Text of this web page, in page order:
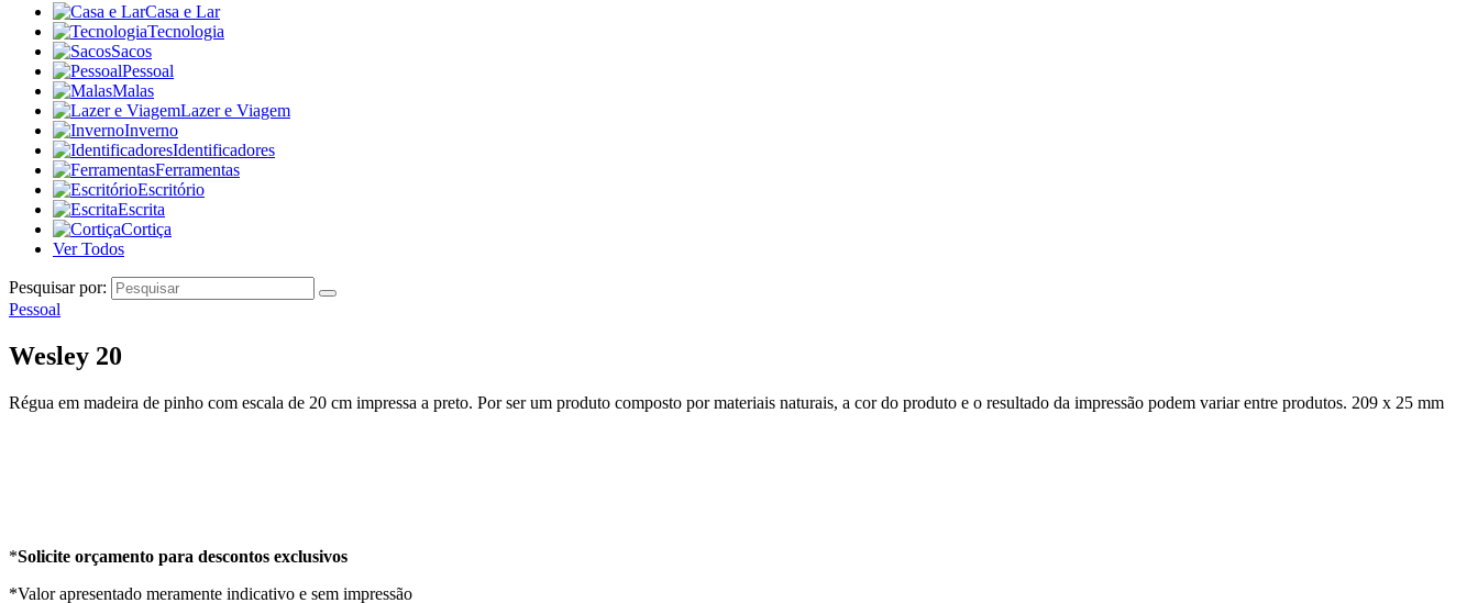
Casa e Lar
Tecnologia
Sacos
Pessoal
Malas
Lazer e Viagem
Inverno
Identificadores
Ferramentas
Escritório
Escrita
Cortiça
Ver Todos
Pesquisar por:
Pessoal
Wesley 20
Régua em madeira de pinho com escala de 20 cm impressa a preto. Por ser um produto composto por materiais naturais, a cor do produto e o resultado da impressão podem variar entre produtos. 209 x 25 mm
*Solicite orçamento para descontos exclusivos
*Valor apresentado meramente indicativo e sem impressão